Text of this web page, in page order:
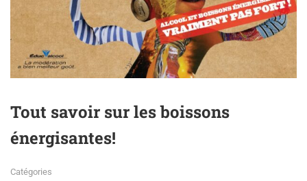
Tout savoir sur les boissons
énergisantes!
Catégories